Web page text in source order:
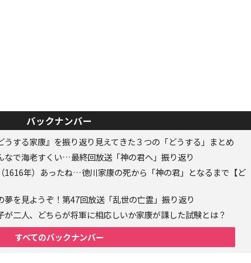
バックナンバー
うする家康』を振り返り見えてきた３つの「どうする」まとめ
なで海老すくい…最終回放送「神の君へ」振り返り
1616年）あったね…徳川家康の死から「神の君」となるまで【ど
夢を見ようぞ！第47回放送「乱世の亡霊」振り返り
二人、どちらが将軍に相応しいか家康が課した試験とは？
すべてのバックナンバー